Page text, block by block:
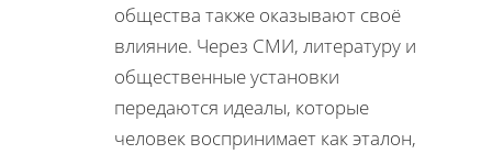
общества также оказывают своё
влияние. Через СМИ, литературу и
общественные установки
передаются идеалы, которые
человек воспринимает как эталон,